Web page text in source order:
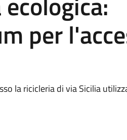
per
la ricicleria di via Sicilia